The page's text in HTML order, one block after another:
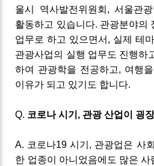
울시 역사발전위원회 ,서울관
활동하고 있습니다. 관광분야의
업무로 하고 있으면서 , 실제 테
관광사업의 실행 업무도 진행하
하여 관광학을 전공하고, 여행
이유가 되고 있기도 합니다.
Q. 코로나 시기 , 관광산업이 굉
A. 코로나19시기 , 관광업은 사
한 업종이 아니었음에도 많은